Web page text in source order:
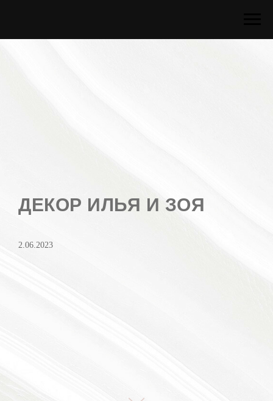
ДЕКОР ИЛЬЯ И ЗОЯ
2.06.2023